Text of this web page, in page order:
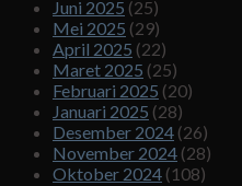
Juni 2025 (25)
Mei 2025 (29)
April 2025 (22)
Maret 2025 (25)
Februari 2025 (20)
Januari 2025 (28)
Desember 2024 (26)
November 2024 (28)
Oktober 2024 (108)